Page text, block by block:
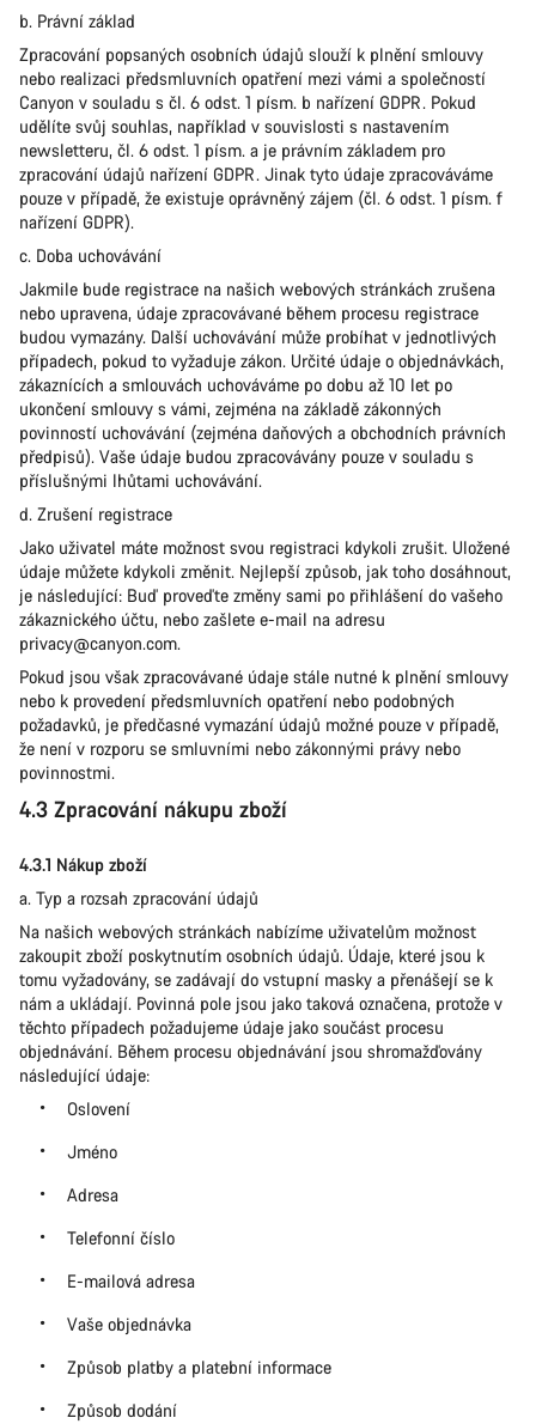
b. Právní základ
Zpracování popsaných osobních údajů slouží k plnění smlouvy
nebo realizaci předsmluvních opatření mezi vámi a společností
Canyon v souladu s čl. 6 odst. 1 písm. b nařízení GDPR. Pokud
udělíte svůj souhlas, například v souvislosti s nastavením
newsletteru, čl. 6 odst. 1 písm. a je právním základem pro
zpracování údajů nařízení GDPR. Jinak tyto údaje zpracováváme
pouze v případě, že existuje oprávněný zájem (čl. 6 odst. 1 písm. f
nařízení GDPR).
c. Doba uchovávání
Jakmile bude registrace na našich webových stránkách zrušena
nebo upravena, údaje zpracovávané během procesu registrace
budou vymazány. Další uchovávání může probíhat v jednotlivých
případech, pokud to vyžaduje zákon. Určité údaje o objednávkách,
zákaznících a smlouvách uchováváme po dobu až 10 let po
ukončení smlouvy s vámi, zejména na základě zákonných
povinností uchovávání (zejména daňových a obchodních právních
předpisů). Vaše údaje budou zpracovávány pouze v souladu s
příslušnými lhůtami uchovávání.
d. Zrušení registrace
Jako uživatel máte možnost svou registraci kdykoli zrušit. Uložené
údaje můžete kdykoli změnit. Nejlepší způsob, jak toho dosáhnout,
je následující: Buď proveďte změny sami po přihlášení do vašeho
zákaznického účtu, nebo zašlete e-mail na adresu
privacy@canyon.com.
Pokud jsou však zpracovávané údaje stále nutné k plnění smlouvy
nebo k provedení předsmluvních opatření nebo podobných
požadavků, je předčasné vymazání údajů možné pouze v případě,
že není v rozporu se smluvními nebo zákonnými právy nebo
povinnostmi.
4.3 Zpracování nákupu zboží
4.3.1 Nákup zboží
a. Typ a rozsah zpracování údajů
Na našich webových stránkách nabízíme uživatelům možnost
zakoupit zboží poskytnutím osobních údajů. Údaje, které jsou k
tomu vyžadovány, se zadávají do vstupní masky a přenášejí se k
nám a ukládají. Povinná pole jsou jako taková označena, protože v
těchto případech požadujeme údaje jako součást procesu
objednávání. Během procesu objednávání jsou shromažďovány
následující údaje:
Oslovení
Jméno
Adresa
Telefonní číslo
E-mailová adresa
Vaše objednávka
Způsob platby a platební informace
Způsob dodání